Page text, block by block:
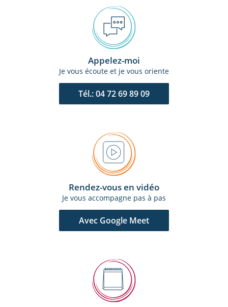
Appelez-moi
Je vous écoute et je vous oriente
Tél.: 04 72 69 89 09
Rendez-vous en vidéo
Je vous accompagne pas à pas
Avec Google Meet